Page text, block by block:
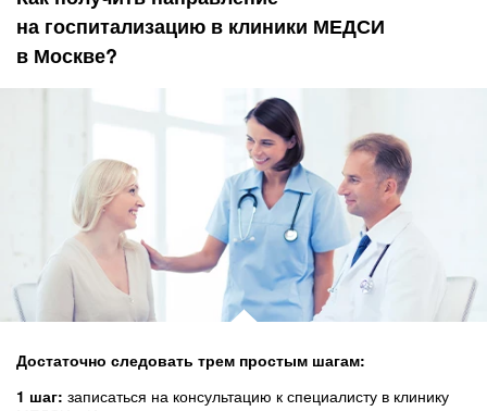
на госпитализацию в клиники МЕДСИ
в Москве?
Достаточно следовать трем простым шагам:
1 шаг: записаться на консультацию к специалисту в клинику